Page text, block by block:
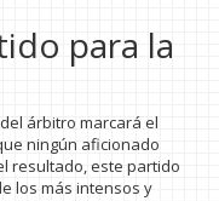
para la
árbitro marcará el
ningún aficionado
resultado, este partido
los más intensos y